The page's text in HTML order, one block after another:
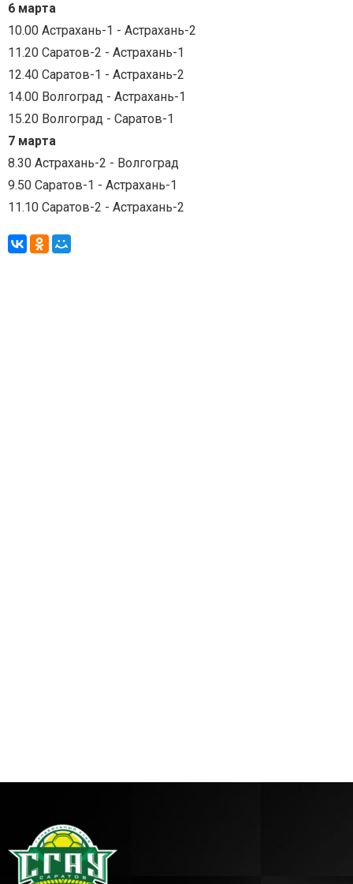
6 марта
10.00 Астрахань-1 - Астрахань-2
11.20 Саратов-2 - Астрахань-1
12.40 Саратов-1 - Астрахань-2
14.00 Волгоград - Астрахань-1
15.20 Волгоград - Саратов-1
7 марта
8.30 Астрахань-2 - Волгоград
9.50 Саратов-1 - Астрахань-1
11.10 Саратов-2 - Астрахань-2